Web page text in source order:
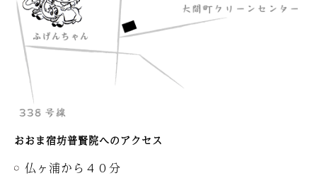
おおま宿坊普賢院へのアクセス
仏ヶ浦から４０分